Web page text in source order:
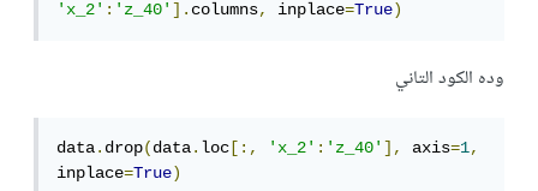
'x_2':'z_40'].columns, inplace=True)
وده الكود التاني
data.drop(data.loc [:, 'x_2':'z_40'], axis=1,
inplace=True)